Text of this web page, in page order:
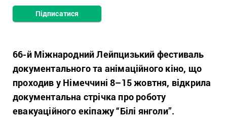
Підписатися
66-й Міжнародний Лейпцизький фестиваль
документального та анімаційного кіно, що
проходив у Німеччині 8–15 жовтня, відкрила
документальна стрічка про роботу
евакуаційного екіпажу “Білі янголи”.